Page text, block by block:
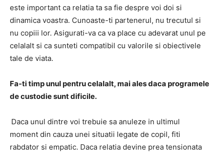
este important ca relatia ta sa fie despre voi doi si
dinamica voastra. Cunoaste-ti partenerul, nu trecutul si
nu copiii lor. Asigurati-va ca va place cu adevarat unul pe
celalalt si ca sunteti compatibil cu valorile si obiectivele
tale de viata.
Fa-ti timp unul pentru celalalt, mai ales daca programele
de custodie sunt dificile.
Daca unul dintre voi trebuie sa anuleze in ultimul
moment din cauza unei situatii legate de copil, fiti
rabdator si empatic. Daca relatia devine prea tensionata